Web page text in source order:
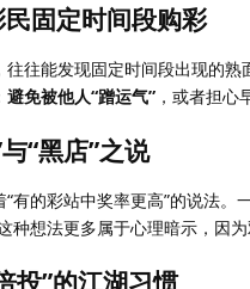
固定时间段购彩
往往能发现固定时间段出现的熟
避免被他人“蹭运气” ，或者担心
“黑店”之说
有的彩站中奖率更高”的说法。
种想法更多属于心理暗示，因
”的江湖习惯